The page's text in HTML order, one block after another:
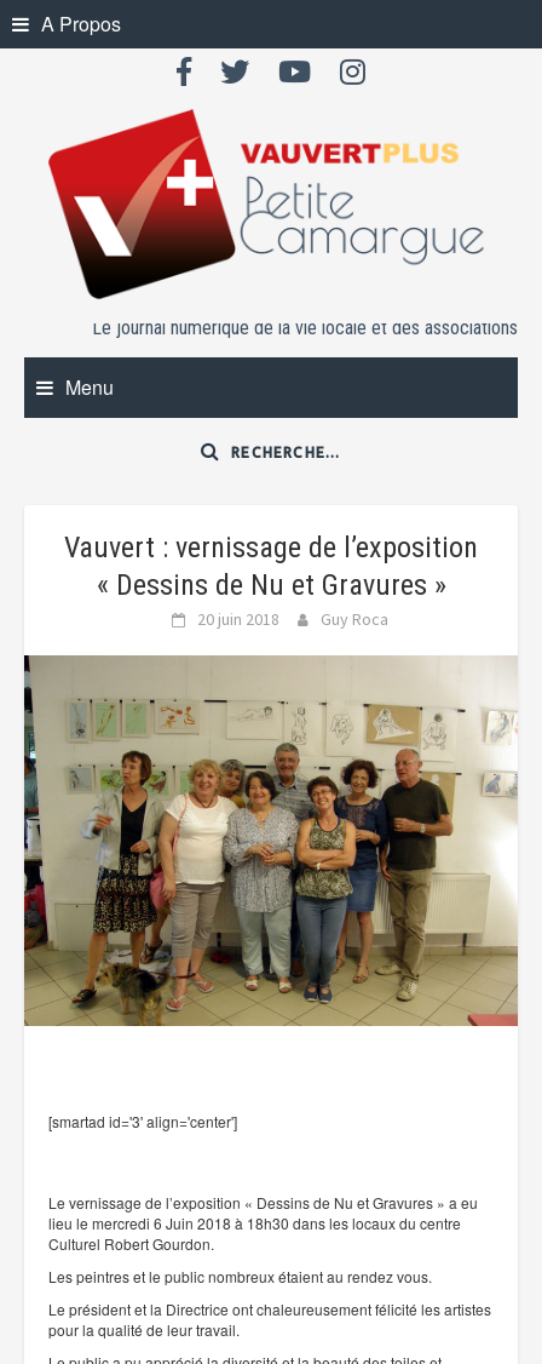
Skip
to
A Propos
Le journal numérique de la vie locale et des associations
Menu
Vauvert : vernissage de l’exposition
« Dessins de Nu et Gravures »
20 juin 2018 Guy Roca
[smartad id='3' align='center']
Le vernissage de l’exposition « Dessins de Nu et Gravures » a eu
lieu le mercredi 6 Juin 2018 à 18h30 dans les locaux du centre
Culturel Robert Gourdon.
Les peintres et le public nombreux étaient au rendez vous.
Le président et la Directrice ont chaleureusement félicité les artistes
pour la qualité de leur travail.